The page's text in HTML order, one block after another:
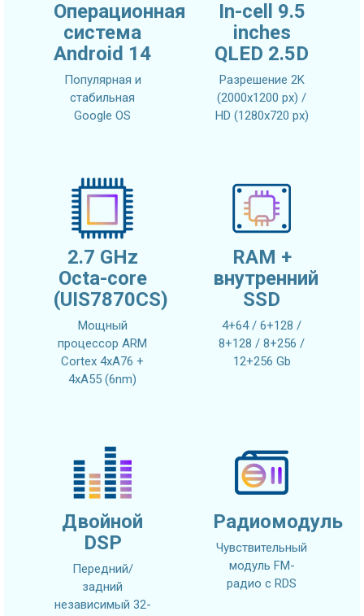
Операционная
система
Android 14
Популярная и
стабильная
Google OS
In-cell 9.5
inches
QLED 2.5D
Разрешение 2K
(2000x1200 px) /
HD (1280x720 px)
2.7 GHz
Octa-core
(UIS7870CS)
Мощный
процессор ARM
Cortex 4xA76 +
4xA55 (6nm)
RAM +
внутренний
SSD
4+64 / 6+128 /
8+128 / 8+256 /
12+256 Gb
Двойной
DSP
Передний/
задний
независимый 32-
Радиомодуль
Чувствительный
модуль FM-
радио с RDS